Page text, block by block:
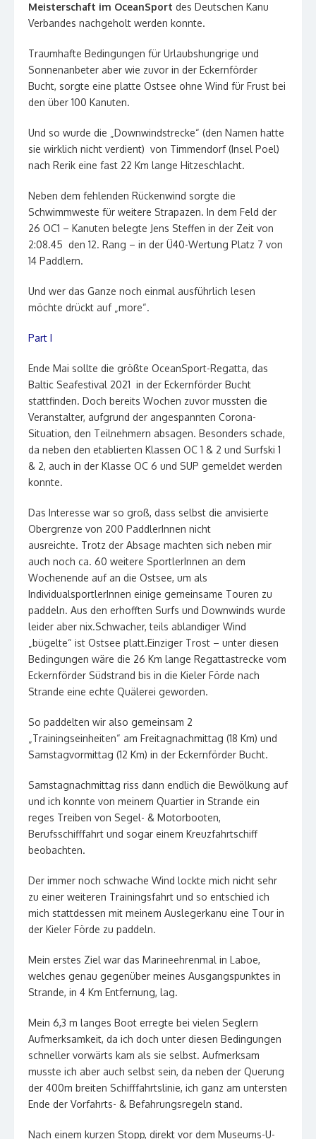
Meisterschaft im OceanSport des Deutschen Kanu
Verbandes nachgeholt werden konnte.
Traumhafte Bedingungen für Urlaubshungrige und
Sonnenanbeter aber wie zuvor in der Eckernförder
Bucht, sorgte eine platte Ostsee ohne Wind für Frust bei
den über 100 Kanuten.
Und so wurde die „Downwindstrecke“ (den Namen hatte
sie wirklich nicht verdient) von Timmendorf (Insel Poel)
nach Rerik eine fast 22 Km lange Hitzeschlacht.
Neben dem fehlenden Rückenwind sorgte die
Schwimmweste für weitere Strapazen. In dem Feld der
26 OC1 – Kanuten belegte Jens Steffen in der Zeit von
2:08.45 den 12. Rang – in der Ü40-Wertung Platz 7 von
14 Paddlern.
Und wer das Ganze noch einmal ausführlich lesen
möchte drückt auf „more“.
Part I
Ende Mai sollte die größte OceanSport-Regatta, das
Baltic Seafestival 2021 in der Eckernförder Bucht
stattfinden. Doch bereits Wochen zuvor mussten die
Veranstalter, aufgrund der angespannten Corona-
Situation, den Teilnehmern absagen. Besonders schade,
da neben den etablierten Klassen OC 1 & 2 und Surfski 1
& 2, auch in der Klasse OC 6 und SUP gemeldet werden
konnte.
Das Interesse war so groß, dass selbst die anvisierte
Obergrenze von 200 PaddlerInnen nicht
ausreichte. Trotz der Absage machten sich neben mir
auch noch ca. 60 weitere SportlerInnen an dem
Wochenende auf an die Ostsee, um als
IndividualsportlerInnen einige gemeinsame Touren zu
paddeln. Aus den erhofften Surfs und Downwinds wurde
leider aber nix.Schwacher, teils ablandiger Wind
„bügelte“ ist Ostsee platt.Einziger Trost – unter diesen
Bedingungen wäre die 26 Km lange Regattastrecke vom
Eckernförder Südstrand bis in die Kieler Förde nach
Strande eine echte Quälerei geworden.
So paddelten wir also gemeinsam 2
„Trainingseinheiten“ am Freitagnachmittag (18 Km) und
Samstagvormittag (12 Km) in der Eckernförder Bucht.
Samstagnachmittag riss dann endlich die Bewölkung auf
und ich konnte von meinem Quartier in Strande ein
reges Treiben von Segel- & Motorbooten,
Berufsschifffahrt und sogar einem Kreuzfahrtschiff
beobachten.
Der immer noch schwache Wind lockte mich nicht sehr
zu einer weiteren Trainingsfahrt und so entschied ich
mich stattdessen mit meinem Auslegerkanu eine Tour in
der Kieler Förde zu paddeln.
Mein erstes Ziel war das Marineehrenmal in Laboe,
welches genau gegenüber meines Ausgangspunktes in
Strande, in 4 Km Entfernung, lag.
Mein 6,3 m langes Boot erregte bei vielen Seglern
Aufmerksamkeit, da ich doch unter diesen Bedingungen
schneller vorwärts kam als sie selbst. Aufmerksam
musste ich aber auch selbst sein, da neben der Querung
der 400m breiten Schifffahrtslinie, ich ganz am untersten
Ende der Vorfahrts- & Befahrungsregeln stand.
Nach einem kurzen Stopp, direkt vor dem Museums-U-